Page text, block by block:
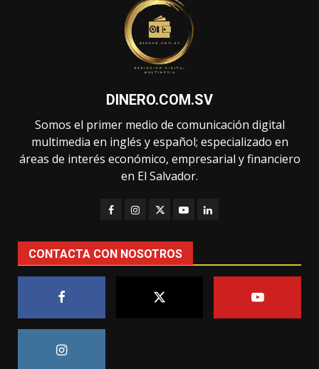
DINERO.COM.SV
Somos el primer medio de comunicación digital
multimedia en inglés y español; especializado en
áreas de interés económico, empresarial y financiero
en El Salvador.
CONTACTA CON NOSOTROS